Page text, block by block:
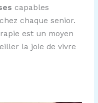
capables
chaque senior.
est un moyen
la joie de vivre